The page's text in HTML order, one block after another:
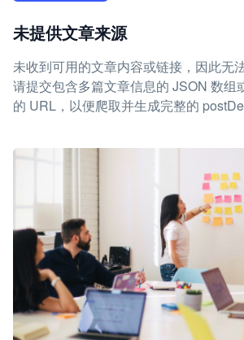
未提供文章来源
未收到可用的文章内容或链接，因此无
请提交包含多篇文章信息的 JSON 数组
的 URL，以便爬取并生成完整的